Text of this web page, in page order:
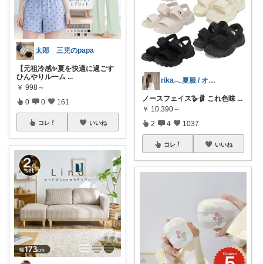
太郎 三児のpapa
【元祖冷感✨夏を快適に過ごす
ひんやりルーム ...
￥ 998～
0 0 161
コレ いいね
rika𓂃夏服 / オリ写𓍼
ノースフェイス🪿🩰 これ色味 ...
￥ 10,390～
2 4 1037
コレ いいね